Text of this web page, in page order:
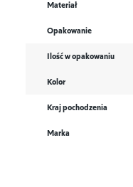
Materiał
Opakowanie
Ilość w opakowaniu
Kolor
Kraj pochodzenia
Marka